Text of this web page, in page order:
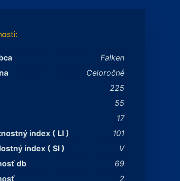
Falken
Celoročné
225
55
17
index ( LI )
101
index ( SI )
V
db
69
2